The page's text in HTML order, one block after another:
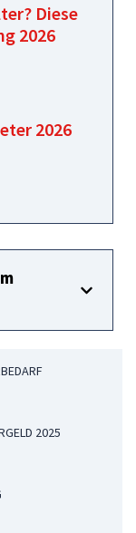
Diese
2026
2026
2025